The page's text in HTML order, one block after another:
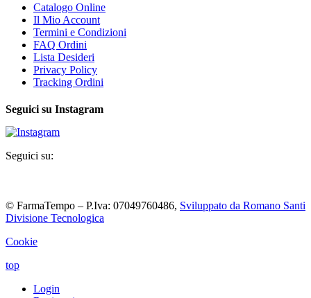
Catalogo Online
Il Mio Account
Termini e Condizioni
FAQ Ordini
Lista Desideri
Privacy Policy
Tracking Ordini
Seguici su Instagram
Seguici su:
© FarmaTempo – P.Iva: 07049760486, Sviluppato da Romano Santi
Divisione Tecnologica
Cookie
top
Login